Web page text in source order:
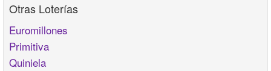
Otras Loterías
Euromillones
Primitiva
Quiniela